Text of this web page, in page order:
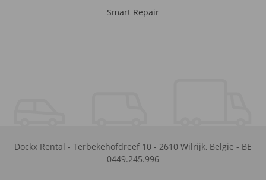
Smart Repair
Dockx Rental - Terbekehofdreef 10 - 2610 Wilrijk, België - BE
0449.245.996